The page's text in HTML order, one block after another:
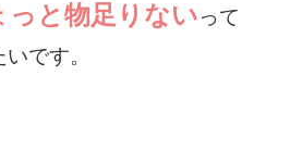
っと物足りないって
です。